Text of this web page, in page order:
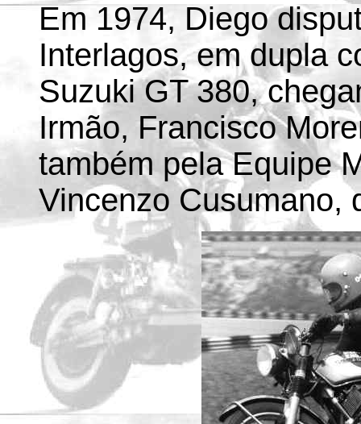
Em 1974, Diego
Interlagos, em dupla
Suzuki GT 380,
Irmão, Francisco
também pela Equipe
Vincenzo Cusumano,